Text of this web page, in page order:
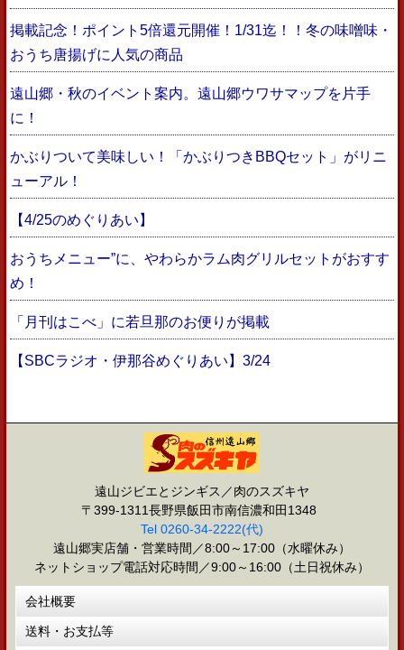
掲載記念！ポイント5倍還元開催！1/31迄！！冬の味噌味・
おうち唐揚げに人気の商品
遠山郷・秋のイベント案内。遠山郷ウワサマップを片手
に！
かぶりついて美味しい！「かぶりつきBBQセット」がリニ
ューアル！
【4/25のめぐりあい】
おうちメニュー”に、やわらかラム肉グリルセットがおすす
め！
「月刊はこべ」に若旦那のお便りが掲載
【SBCラジオ・伊那谷めぐりあい】3/24
遠山ジビエとジンギス／肉のスズキヤ
〒399-1311長野県飯田市南信濃和田1348
Tel 0260-34-2222(代)
遠山郷実店舗・営業時間／8:00～17:00（水曜休み）
ネットショップ電話対応時間／9:00～16:00（土日祝休み）
会社概要
送料・お支払等